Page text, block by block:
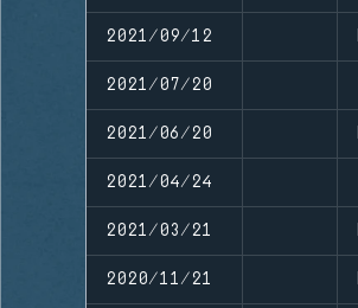
2021/09/12
2021/07/20
2021/06/20
2021/04/24
2021/03/21
2020/11/21